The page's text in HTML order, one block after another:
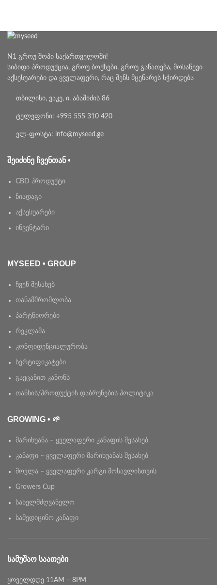
N1 გროუ შოპი საქართველოში!
სიბიდი პროდუქცია, გროუ ბოქსები, გროუ განათება, მოსაწევი
აქსესუარები და ყველაფერი, რაც შენს მცენარეს სჭირდება
თბილისი, ვაკე, ი. აბაშიძის 86
ტელეფონი: +995 555 310 420
ელ-ფოსტა: info@myseed.ge
ᲨᲔᲘᲫᲘᲜᲔ ᲩᲕᲔᲜᲗᲐᲜ •
CBD პროდუქტი
ნიადაგი
აქსესუარები
ინვენტარი
MYSEED • GROUP
ჩვენ შესახებ
თანამშრომლობა
პარტნიორები
რეკლამა
კონფიდენციალურობა
სერტიფიკატები
გაეცანით კანონს
თანხის/პროდუქტის დაბრუნების პოლიტიკა
GROWING • 🌱
მარიხუანა – ყველაფერი კანაფის შესახებ
კანაფი – ყველაფერი მარიხუანას შესახებ
მოვლა – ყველაფერი კარგი მოსავლისთვის
Growers Cup
სახელმძღვანელო
სამედიცინო კანაფი
ᲡᲐᲛᲣᲨᲐᲝ ᲡᲐᲐᲗᲔᲑᲘ
ყოველდღე 11AM – 8PM